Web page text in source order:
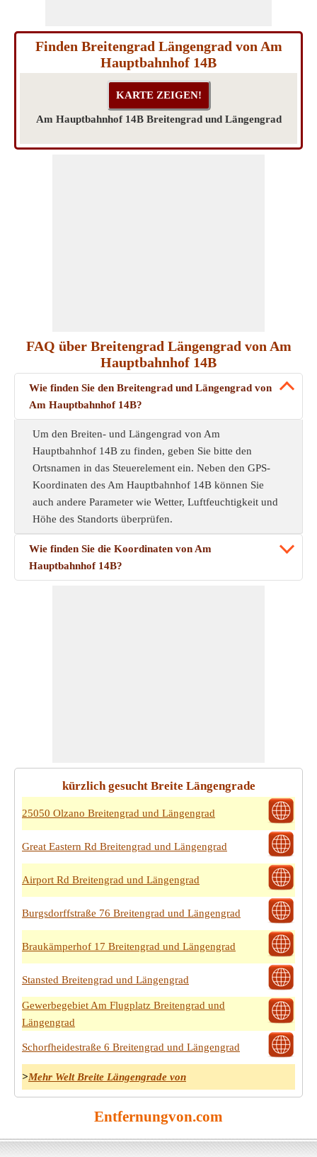
Finden Breitengrad Längengrad von Am
Hauptbahnhof 14B
Am Hauptbahnhof 14B Breitengrad und Längengrad
FAQ über Breitengrad Längengrad von Am
Hauptbahnhof 14B
Wie finden Sie den Breitengrad und Längengrad von
Am Hauptbahnhof 14B?
Um den Breiten- und Längengrad von Am
Hauptbahnhof 14B zu finden, geben Sie bitte den
Ortsnamen in das Steuerelement ein. Neben den GPS-
Koordinaten des Am Hauptbahnhof 14B können Sie
auch andere Parameter wie Wetter, Luftfeuchtigkeit und
Höhe des Standorts überprüfen.
Wie finden Sie die Koordinaten von Am
Hauptbahnhof 14B?
kürzlich gesucht Breite Längengrade
25050 Olzano Breitengrad und Längengrad
Great Eastern Rd Breitengrad und Längengrad
Airport Rd Breitengrad und Längengrad
Burgsdorffstraße 76 Breitengrad und Längengrad
Braukämperhof 17 Breitengrad und Längengrad
Stansted Breitengrad und Längengrad
Gewerbegebiet Am Flugplatz Breitengrad und
Längengrad
Schorfheidestraße 6 Breitengrad und Längengrad
>Mehr Welt Breite Längengrade von
Entfernungvon.com